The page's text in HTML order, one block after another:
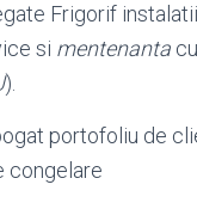
Frigorif
si mentenanta
).
portofoliu de
congelare